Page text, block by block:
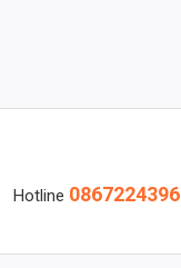
Hotline 0867224396